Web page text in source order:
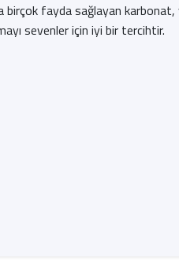
birçok fayda sağlayan
sevenler için iyi bir tercihtir.